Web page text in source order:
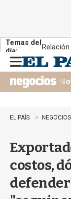
Temas del
día:
Relación
n
u
EL PAÍS NEGOCIOS
costos,